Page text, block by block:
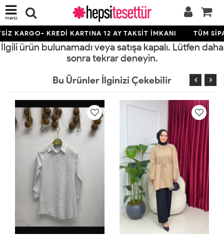
menü
KARGO- KREDİ KARTINA 12 AY TAKSİT İMKANI TÜM
İlgili ürün bulunamadı veya satışa kapalı. Lütfen daha
sonra tekrar deneyin.
Bu Ürünler İlginizi Çekebilir